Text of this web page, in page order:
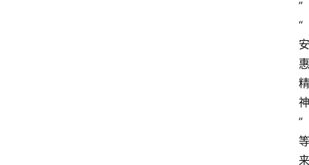
”
“
安
惠
精
神
”
等
来